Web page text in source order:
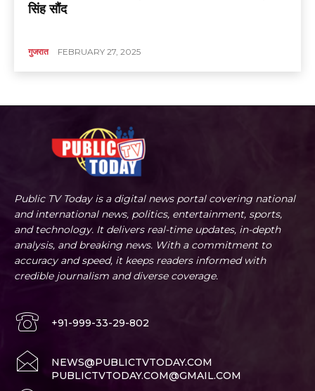
सिंह सौंद
गुजरात FEBRUARY 27, 2025
Public TV Today is a digital news portal covering national
and international news, politics, entertainment, sports,
and technology. It delivers real-time updates, in-depth
analysis, and breaking news. With a commitment to
accuracy and speed, it keeps readers informed with
credible journalism and diverse coverage.
+91-999-33-29-802
NEWS@PUBLICTVTODAY.COM
PUBLICTVTODAY.COM@GMAIL.COM